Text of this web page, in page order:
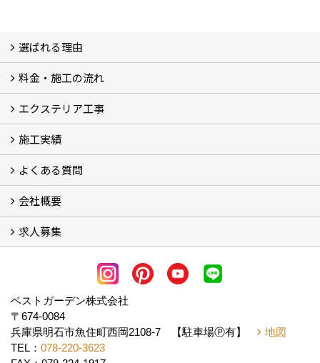
選ばれる理由
選ばれる理由
料金・施工の流れ
料金
施工の流れ
エクステリア工事
エクステリア工事
施工実績
フォトギャラリー
メディア紹介・掲載
お客様の声
よくある質問
よくある質問
会社概要
会社概要
アクセス
スタッフ紹介
スタッフブログ
LINE公式アカウント
求人募集
協力業者様・求人募集 (2)
ベストガーデン株式会社
〒674-0084
兵庫県明石市魚住町西岡2108-7 【駐車場Ⓟ有】
地図
TEL： 078-220-3623